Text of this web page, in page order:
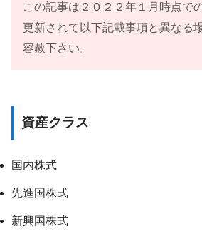
この記事は２０２２年１月時点で
更新されて以下記載事項と異なる
容赦下さい。
資産クラス
国内株式
先進国株式
新興国株式